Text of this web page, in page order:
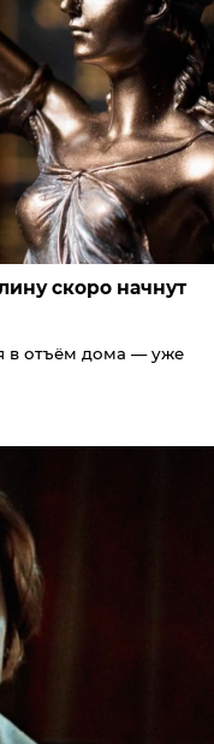
скоро начнут
в отъём дома — уже